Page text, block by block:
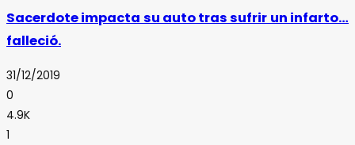
Sacerdote impacta su auto tras sufrir un infarto…
falleció.
31/12/2019
0
4.9K
1